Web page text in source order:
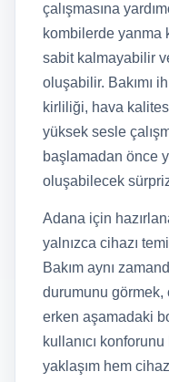
çalışmasına
kombilerde yanma
sabit kalmayabilir
oluşabilir. Bakımı
kirliliği, hava
yüksek sesle
başlamadan önce
oluşabilecek
Adana için
yalnızca cihazı
Bakım aynı
durumunu görmek,
erken aşamadaki
kullanıcı
yaklaşım hem